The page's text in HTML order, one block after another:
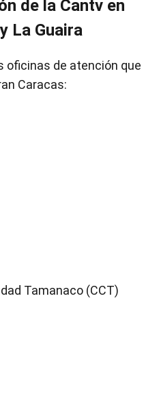
de la Cantv en
La Guaira
oficinas de atención que
Caracas:
Tamanaco (CCT)